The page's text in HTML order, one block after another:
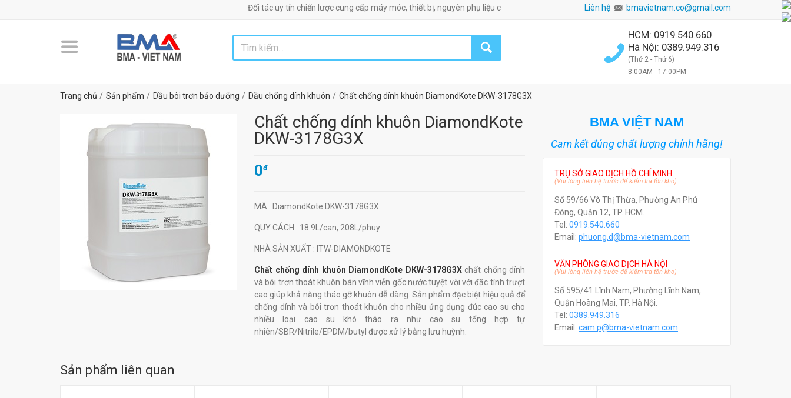
Đối tác uy tín chiến lược cung cấp máy móc, thiết bị, nguyên phụ liệu công nghiệp! Liên hệ bmavietnam.co@gmail.com
HCM: 0919.540.660
Hà Nội: 0389.949.316
(Thứ 2 - Thứ 6)
8:00AM - 17:00PM
Trang chủ Sản phẩm Dầu bôi trơn bảo dưỡng Dầu chống dính khuôn Chất chống dính khuôn DiamondKote DKW-3178G3X
Chất chống dính khuôn DiamondKote
DKW-3178G3X
0đ
MÃ : DiamondKote DKW-3178G3X
QUY CÁCH : 18.9L/can, 208L/phuy
NHÀ SẢN XUẤT : ITW-DIAMONDKOTE
Chất chống dính khuôn DiamondKote DKW-3178G3X chất chống dính
và bôi trơn thoát khuôn bán vĩnh viễn gốc nước tuyệt vời với đặc tính trượt
cao giúp khả năng tháo gỡ khuôn dễ dàng. Sản phẩm đặc biệt hiệu quả để
chống dính và bôi trơn thoát khuôn cho nhiều ứng dụng đúc cao su cho
nhiều loại cao su khó tháo ra như cao su tổng hợp tự
nhiên/SBR/Nitrile/EPDM/butyl được xử lý bằng lưu huỳnh.
BMA VIỆT NAM
Cam kết đúng chất lượng chính hãng!
TRỤ SỞ GIAO DỊCH HỒ CHÍ MINH
(Vui lòng liên hệ trước để kiểm tra tồn kho)
Số 59/66 Võ Thị Thừa, Phường An Phú
Đông, Quận 12, TP. HCM.
Tel: 0919.540.660
Email: phuong.d@bma-vietnam.com
VĂN PHÒNG GIAO DỊCH HÀ NỘI
(Vui lòng liên hệ trước để kiểm tra tồn kho)
Số 595/41 Lĩnh Nam, Phường Lĩnh Nam,
Quận Hoàng Mai, TP. Hà Nội.
Tel: 0389.949.316
Email: cam.p@bma-vietnam.com
Sản phẩm liên quan